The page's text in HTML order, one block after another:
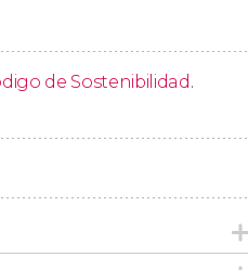
inicial en Florencia, donde
de Sostenibilidad .